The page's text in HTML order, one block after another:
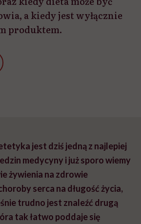
jest dziś jedną z najlepiej
medycyny i już sporo wiemy
żywienia na zdrowie
serca na długość życia,
tak łatwo poddaje się
jestem nawet pewien, czy
względem zupełnie wyjątkowa.
widzę także w farmakoterapii.
siłę przebicia mają dziś social
się kontrowersja, takie inne,
na temat, który co do zasady